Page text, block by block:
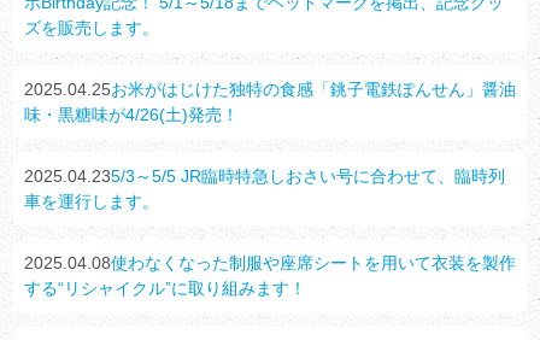
ズを販売します。
2025.04.25お米がはじけた独特の食感「銚子電鉄ぽんせん」醤油
味・黒糖味が4/26(土)発売！
2025.04.235/3～5/5 JR臨時特急しおさい号に合わせて、臨時列
車を運行します。
2025.04.08使わなくなった制服や座席シートを用いて衣装を製作
する“リシャイクル”に取り組みます！